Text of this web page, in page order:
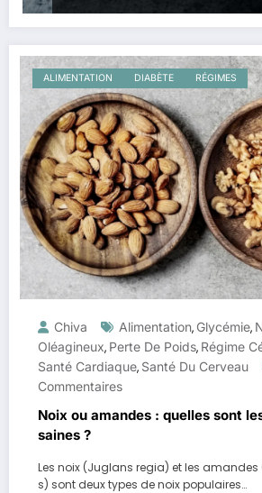
ALIMENTATION DIABÈTE RÉGIMES
Chiva Alimentation, Glycémie,
Oléagineux, Perte De Poids, Régime
Santé Cardiaque, Santé Du Cerveau
Commentaires
Noix ou amandes : quelles sont
saines ?
Les noix (Juglans regia) et les amandes
s) sont deux types de noix populaires…